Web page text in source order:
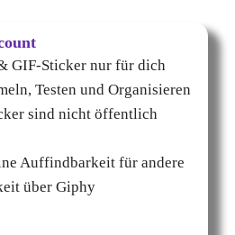
GIF-Sticker nur für dich
Testen und Organisieren
sind nicht öffentlich
Auffindbarkeit für andere
über Giphy